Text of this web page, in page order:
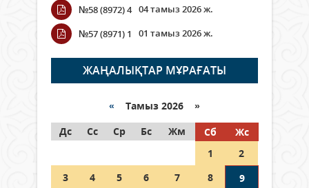
Wi-Fi ҚАБЫРҒА АРҚЫЛЫ ҚАЛАЙ
ӨТЕДІ?
06 тамыз 2026 ж. 279
граждане Казахстана,
05 тамыз 2026 ж. 161
Шетелде жүрген Қазақстан
азаматтары қалай дауыс бере
№58 (8972) 4 04 тамыз 2026 ж.
№57 (8971) 1
01 тамыз 2026 ж.
ЖАҢАЛЫҚТАР МҰРАҒАТЫ
« Тамыз 2026 »
Дс
Сс Ср Бс Жм Сб
Жс
1
2
3
4 5 6 7 8
9